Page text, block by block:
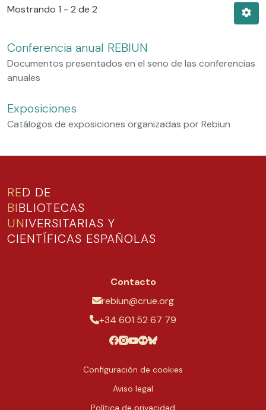
Mostrando 1 - 2 de 2
Conferencia anual REBIUN
Documentos presentados en el seno de las conferencias
anuales
Exposiciones
Catálogos de exposiciones organizadas por Rebiun
RED DE
BIBLIOTECAS
UNIVERSITARIAS Y
CIENTÍFICAS ESPAÑOLAS
Contacto
rebiun@crue.org
+34 601 52 67 79
Configuración de cookies
Aviso legal
Política de privacidad